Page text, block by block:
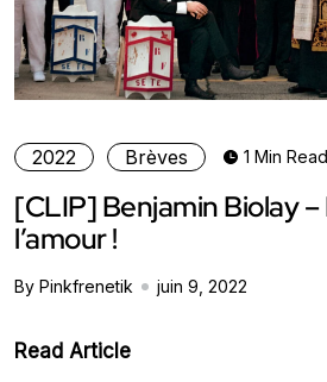
2022 Brèves 1 Min Read
[CLIP] Benjamin Biolay –
l’amour !
By Pinkfrenetik juin 9, 2022
Read Article